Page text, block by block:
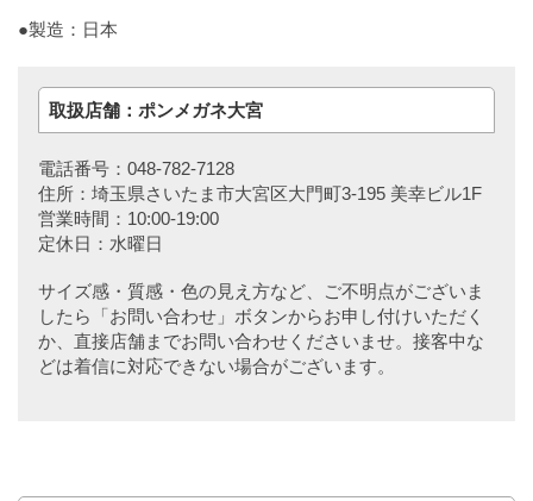
●製造：日本
取扱店舗：ポンメガネ大宮
電話番号：048-782-7128
住所：埼玉県さいたま市大宮区大門町3-195 美幸ビル1F
営業時間：10:00-19:00
定休日：水曜日
サイズ感・質感・色の見え方など、ご不明点がございま
したら「お問い合わせ」ボタンからお申し付けいただく
か、直接店舗までお問い合わせくださいませ。接客中な
どは着信に対応できない場合がございます。